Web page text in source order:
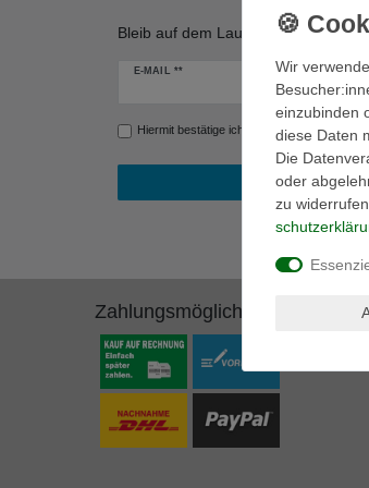
Bleib auf dem Laufenden! Erfahre
E-MAIL **
Newsletter
Hiermit bestätige ich, dass ich die
Zahlungsmöglichkeiten
Wir
einzubinden
diese Daten
Die
oder
zu